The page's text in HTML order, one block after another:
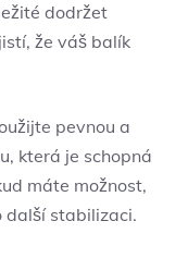
dodržet
že váš balík
pevnou a
která je schopná⁣
máte ⁣možnost,
další stabilizaci.